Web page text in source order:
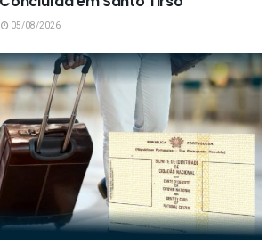
05/08/2026